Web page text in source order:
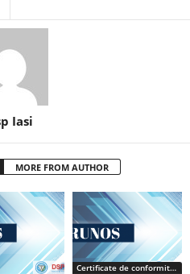
Iasi
MORE FROM AUTHOR
Certificate de conformitate